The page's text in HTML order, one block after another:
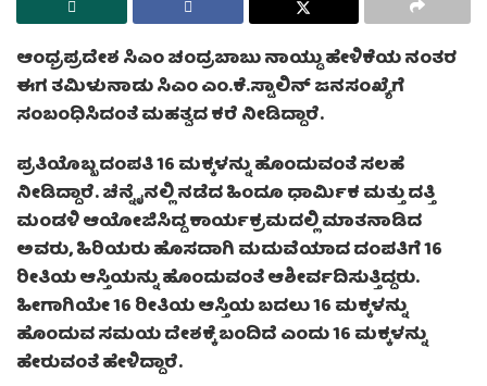
ಆಂಧ್ರಪ್ರದೇಶ ಸಿಎಂ ಚಂದ್ರಬಾಬು ನಾಯ್ಡು ಹೇಳಿಕೆಯ ನಂತರ
ಈಗ ತಮಿಳುನಾಡು ಸಿಎಂ ಎಂ.ಕೆ.ಸ್ಟಾಲಿನ್ ಜನಸಂಖ್ಯೆಗೆ
ಸಂಬಂಧಿಸಿದಂತೆ ಮಹತ್ವದ ಕರೆ ನೀಡಿದ್ದಾರೆ.
ಪ್ರತಿಯೊಬ್ಬ ದಂಪತಿ 16 ಮಕ್ಕಳನ್ನು ಹೊಂದುವಂತೆ ಸಲಹೆ
ನೀಡಿದ್ದಾರೆ. ಚೆನ್ನೈನಲ್ಲಿ ನಡೆದ ಹಿಂದೂ ಧಾರ್ಮಿಕ ಮತ್ತು ದತ್ತಿ
ಮಂಡಳಿ ಆಯೋಜಿಸಿದ್ದ ಕಾರ್ಯಕ್ರಮದಲ್ಲಿ ಮಾತನಾಡಿದ
ಅವರು, ಹಿರಿಯರು ಹೊಸದಾಗಿ ಮದುವೆಯಾದ ದಂಪತಿಗೆ 16
ರೀತಿಯ ಆಸ್ತಿಯನ್ನು ಹೊಂದುವಂತೆ ಆಶೀರ್ವದಿಸುತ್ತಿದ್ದರು.
ಹೀಗಾಗಿಯೇ 16 ರೀತಿಯ ಆಸ್ತಿಯ ಬದಲು 16 ಮಕ್ಕಳನ್ನು
ಹೊಂದುವ ಸಮಯ ದೇಶಕ್ಕೆ ಬಂದಿದೆ ಎಂದು 16 ಮಕ್ಕಳನ್ನು
ಹೇರುವಂತೆ ಹೇಳಿದ್ದಾರೆ.